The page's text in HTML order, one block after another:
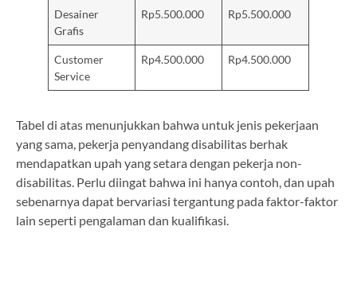
Desainer
Grafis
Rp5.500.000 Rp5.500.000
Customer
Service
Rp4.500.000 Rp4.500.000
Tabel di atas menunjukkan bahwa untuk jenis pekerjaan
yang sama, pekerja penyandang disabilitas berhak
mendapatkan upah yang setara dengan pekerja non-
disabilitas. Perlu diingat bahwa ini hanya contoh, dan upah
sebenarnya dapat bervariasi tergantung pada faktor-faktor
lain seperti pengalaman dan kualifikasi.